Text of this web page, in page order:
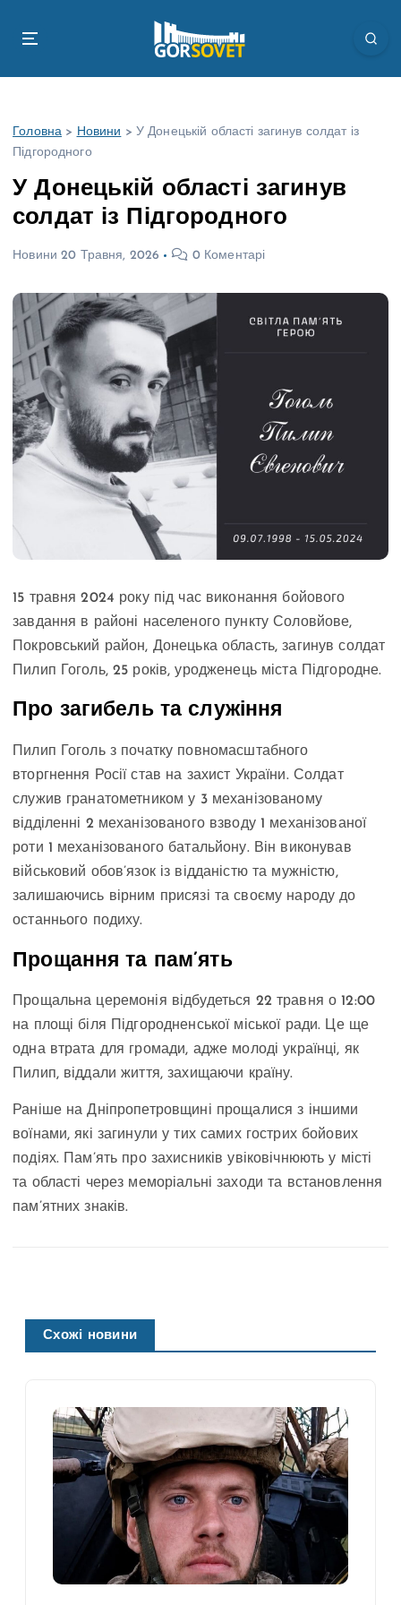
Головна > Новини > У Донецькій області загинув солдат із
Підгородного
У Донецькій області загинув
солдат із Підгородного
Новини 20 Травня, 2026 0 Коментарі
15 травня 2024 року під час виконання бойового
завдання в районі населеного пункту Соловйове,
Покровський район, Донецька область, загинув солдат
Пилип Гоголь, 25 років, уродженець міста Підгородне.
Про загибель та служіння
Пилип Гоголь з початку повномасштабного
вторгнення Росії став на захист України. Солдат
служив гранатометником у 3 механізованому
відділенні 2 механізованого взводу 1 механізованої
роти 1 механізованого батальйону. Він виконував
військовий обов’язок із відданістю та мужністю,
залишаючись вірним присязі та своєму народу до
останнього подиху.
Прощання та пам’ять
Прощальна церемонія відбудеться 22 травня о 12:00
на площі біля Підгородненської міської ради. Це ще
одна втрата для громади, адже молоді українці, як
Пилип, віддали життя, захищаючи країну.
Раніше на Дніпропетровщині прощалися з іншими
воїнами, які загинули у тих самих гострих бойових
подіях. Пам’ять про захисників увіковічнюють у місті
та області через меморіальні заходи та встановлення
пам’ятних знаків.
Схожі новини